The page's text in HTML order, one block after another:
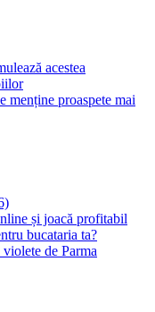
acestea
menține proaspete mai
și joacă profitabil
bucataria ta?
de Parma